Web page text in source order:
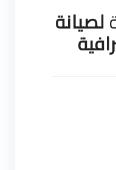
لصيانة